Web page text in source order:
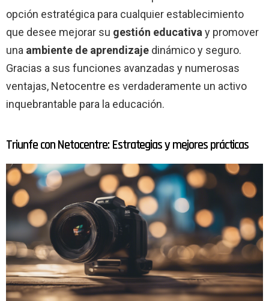
opción estratégica para cualquier establecimiento
que desee mejorar su gestión educativa y promover
una ambiente de aprendizaje dinámico y seguro.
Gracias a sus funciones avanzadas y numerosas
ventajas, Netocentre es verdaderamente un activo
inquebrantable para la educación.
Triunfe con Netocentre: Estrategias y mejores prácticas